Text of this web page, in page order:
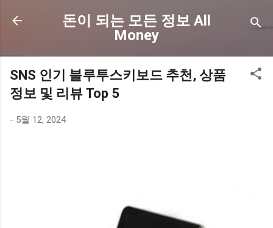
기본 콘텐츠로 건너뛰기
돈이 되는 모든 정보 All
Money
SNS 인기 블루투스키보드 추천, 상품
정보 및 리뷰 Top 5
- 5월 12, 2024